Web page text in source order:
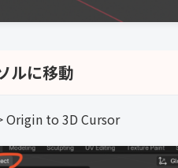
ルに移動
Origin to 3D Cursor